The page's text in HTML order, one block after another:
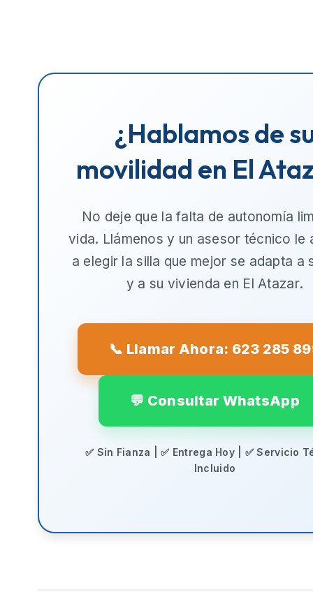
¿Hablamos de
movilidad en El
No deje que la falta de autonomía
vida. Llámenos y un asesor técnico le
a elegir la silla que mejor se adapta a
y a su vivienda en El Atazar.
📞 Llamar Ahora: 623 285
💬 Consultar WhatsApp
✅ Sin Fianza | ✅ Entrega Hoy | ✅ Servicio
Incluido